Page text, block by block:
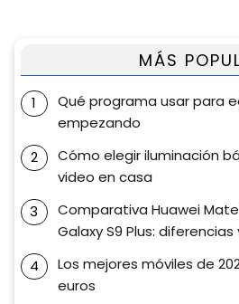
MÁS
Qué programa usar para
empezando
Cómo elegir iluminación
video en casa
Comparativa Huawei
Galaxy S9 Plus:
Los mejores móviles de
euros